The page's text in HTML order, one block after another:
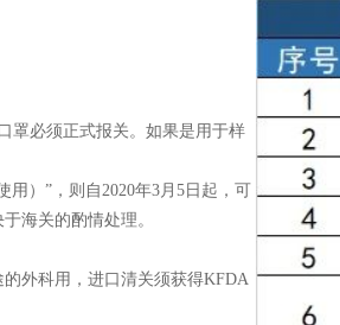
罩必须正式报关。如果是用于样
用）”，则自2020年3月5日起，可
海关的酌情处理。
外科用，进口清关须获得KFDA